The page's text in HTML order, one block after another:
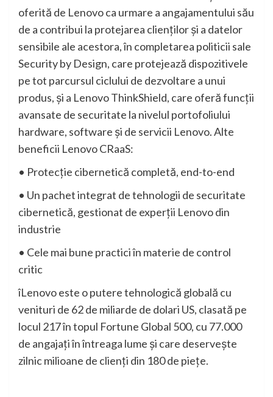
oferită de Lenovo ca urmare a angajamentului său
de a contribui la protejarea clienților și a datelor
sensibile ale acestora, în completarea politicii sale
Security by Design, care protejează dispozitivele
pe tot parcursul ciclului de dezvoltare a unui
produs, și a Lenovo ThinkShield, care oferă funcții
avansate de securitate la nivelul portofoliului
hardware, software și de servicii Lenovo. Alte
beneficii Lenovo CRaaS:
• Protecție cibernetică completă, end-to-end
• Un pachet integrat de tehnologii de securitate
cibernetică, gestionat de experții Lenovo din
industrie
• Cele mai bune practici în materie de control
critic
îLenovo este o putere tehnologică globală cu
venituri de 62 de miliarde de dolari US, clasată pe
locul 217 în topul Fortune Global 500, cu 77.000
de angajați în întreaga lume și care deservește
zilnic milioane de clienți din 180 de piețe.